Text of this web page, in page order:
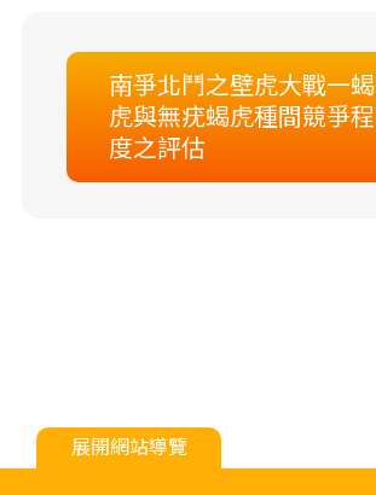
南爭北鬥之壁虎大戰一蝎
虎與無疣蝎虎種間競爭程
度之評估
展開網站導覽